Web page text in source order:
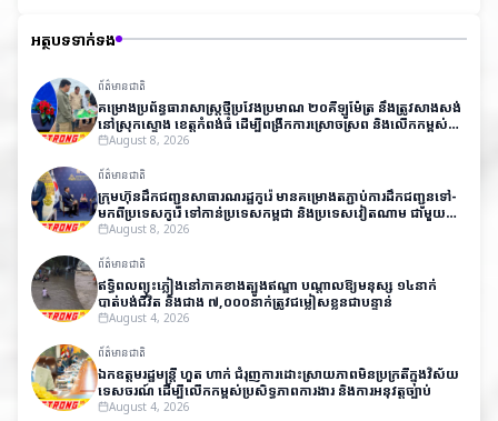
អត្ថបទទាក់ទង
ព័ត៌មានជាតិ
គម្រោងប្រព័ន្ធធារាសាស្ត្រថ្មីប្រវែងប្រមាណ ២០គីឡូម៉ែត្រ នឹងត្រូវសាងសង់
នៅស្រុកស្ទោង ខេត្តកំពង់ធំ ដើម្បីពង្រីកការស្រោចស្រព និងលើកកម្ពស់
ផលិតភាពកសិកម្ម
August 8, 2026
ព័ត៌មានជាតិ
ក្រុមហ៊ុនដឹកជញ្ជូនសាធារណរដ្ឋកូរ៉េ មានគម្រោងតភ្ជាប់ការដឹកជញ្ជូនទៅ-
មកពីប្រទេសកូរ៉េ​ ទៅកាន់ប្រទេសកម្ពុជា និងប្រទេសវៀតណាម ជាមួយ
តម្លៃសមរម្យ
August 8, 2026
ព័ត៌មានជាតិ
ឥទ្ធិពលព្យុះភ្លៀងនៅភាគខាងត្បូងឥណ្ឌា បណ្តាលឱ្យមនុស្ស ១៤នាក់
បាត់បង់ជីវិត និងជាង ៧,០០០នាក់ត្រូវជម្លៀសខ្លួនជាបន្ទាន់
August 4, 2026
ព័ត៌មានជាតិ
ឯកឧត្តមរដ្ឋមន្ត្រី ហួត ហាក់ ជំរុញការដោះស្រាយភាពមិនប្រក្រតីក្នុងវិស័យ
ទេសចរណ៍ ដើម្បីលើកកម្ពស់ប្រសិទ្ធភាពការងារ និងការអនុវត្តច្បាប់
August 4, 2026